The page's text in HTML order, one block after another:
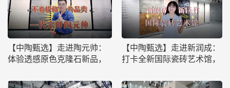
【中陶甄选】走进陶元帅：
体验透感原色克隆石新品，
【中陶甄选】走进新润成：
打卡全新国际瓷砖艺术馆，